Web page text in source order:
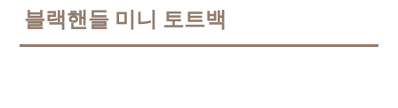
블랙핸들 미니 토트백